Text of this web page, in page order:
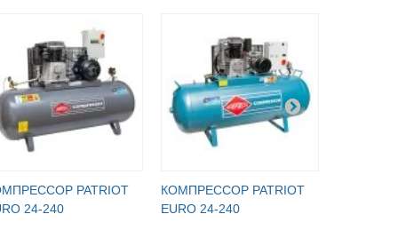
PATRIOT
24-240
КОМПРЕССОР PATRIOT
EURO 24-240